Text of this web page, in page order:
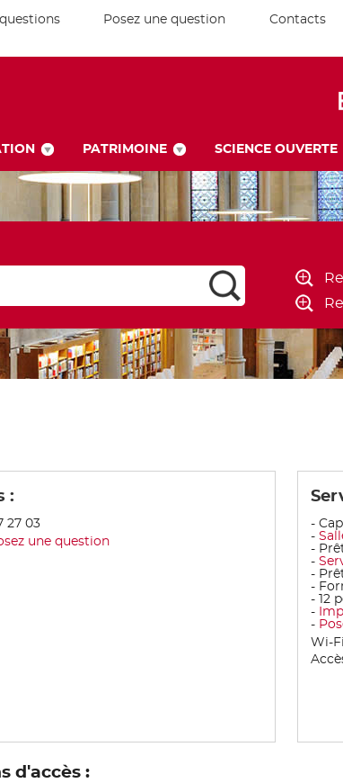
Posez une question Contacts
PATRIMOINE SCIENCE OUVERTE
:
27 03
une question
-
-
-
-
-
-
- 12
-
-
Wi-
d'accès :